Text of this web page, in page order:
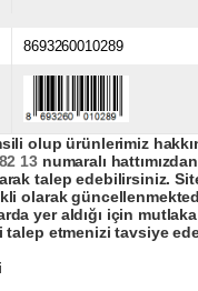
8693260010289
olup ürünlerimiz
13numaralı
talep edebilirsiniz.
olarak
yer aldığı için
talep etmenizi tavsiye